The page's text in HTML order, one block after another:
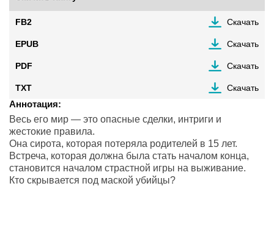
FB2 Скачать
EPUB Скачать
PDF Скачать
TXT Скачать
Аннотация:
Весь его мир — это опасные сделки, интриги и
жестокие правила.
Она сирота, которая потеряла родителей в 15 лет.
Встреча, которая должна была стать началом конца,
становится началом страстной игры на выживание.
Кто скрывается под маской убийцы?